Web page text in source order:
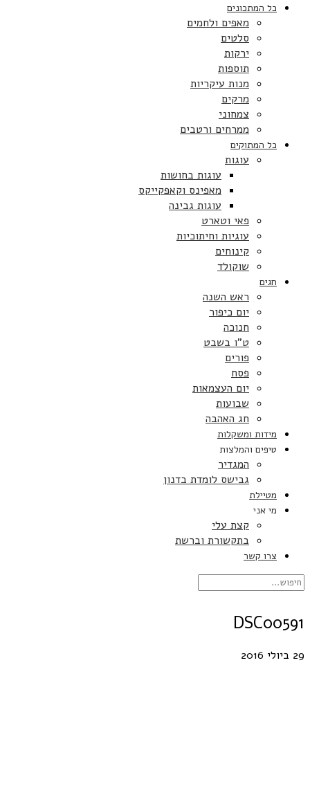
כל המתכונים
מאפים ולחמים
סלטים
ירקות
תוספות
מנות עיקריות
מרקים
צמחוני
ממרחים ורטבים
כל המתוקים
עוגות
עוגות בחושות
מאפינס וקאפקייקס
עוגות גבינה
פאי וטארט
עוגיות וחיתוכיות
קינוחים
שוקולד
חגים
ראש השנה
יום כיפור
חנוכה
ט”ו בשבט
פורים
פסח
יום העצמאות
שבועות
חג האהבה
מידות ומשקלות
טיפים והמלצות
המגדיר
גבישס לומדת בדנון
מטיילת
מי אני
קצת עלי
בתקשורת וברשת
צרו קשר
DSC00591
29 ביולי 2016